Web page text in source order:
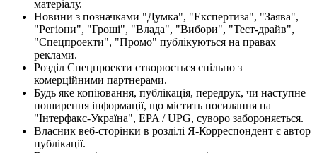
матеріалу.
Новини з позначками "Думка", "Експертиза", "Заява",
"Регіони", "Гроші", "Влада", "Вибори", "Тест-драйв",
"Спецпроекти", "Промо" публікуються на правах
реклами.
Розділ Спецпроекти створюється спільно з
комерційними партнерами.
Будь яке копіювання, публікація, передрук, чи наступне
поширення інформації, що містить посилання на
"Інтерфакс-Україна", EPA / UPG, суворо забороняється.
Власник веб-сторінки в розділі Я-Корреспондент є автор
публікації.